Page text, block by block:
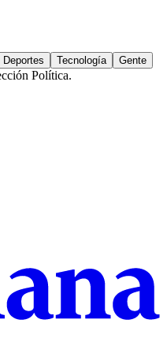
Deportes Tecnología Gente
Política.